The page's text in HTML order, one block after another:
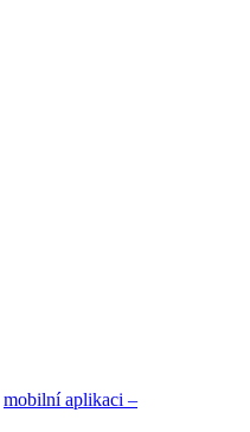
mobilní aplikaci –